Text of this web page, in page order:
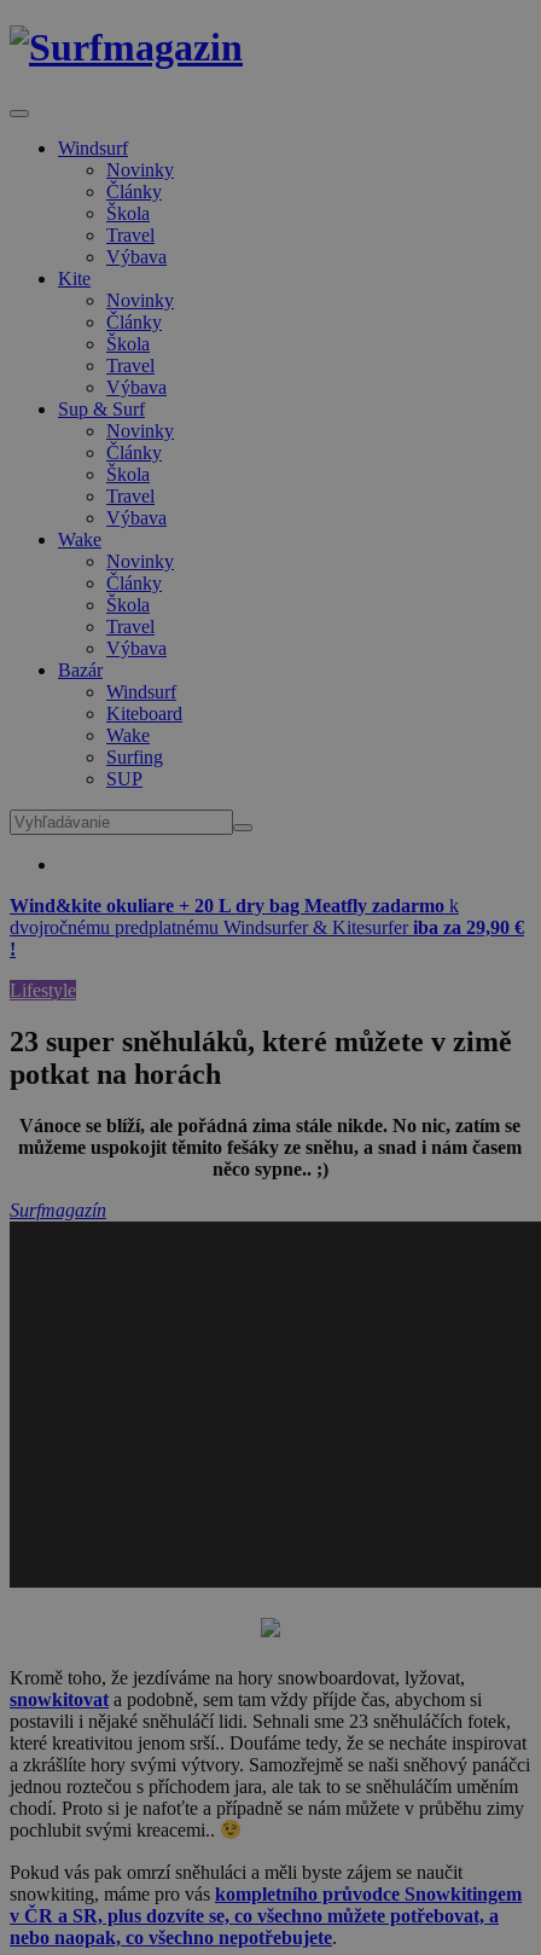
Windsurf
Novinky
Články
Škola
Travel
Výbava
Kite
Novinky
Články
Škola
Travel
Výbava
Sup & Surf
Novinky
Články
Škola
Travel
Výbava
Wake
Novinky
Články
Škola
Travel
Výbava
Bazár
Windsurf
Kiteboard
Wake
Surfing
SUP
Wind&kite okuliare + 20 L dry bag Meatfly zadarmo k
dvojročnému predplatnému Windsurfer & Kitesurferiba za 29,90 €
!
Lifestyle
23 super sněhuláků, které můžete v zimě
potkat na horách
Vánoce se blíží, ale pořádná zima stále nikde. No nic, zatím se
můžeme uspokojit těmito fešáky ze sněhu, a snad i nám časem
něco sypne.. ;)
Surfmagazín
Kromě toho, že jezdíváme na hory snowboardovat, lyžovat,
snowkitovat a podobně, sem tam vždy příjde čas, abychom si
postavili i nějaké sněhuláčí lidi. Sehnali sme 23 sněhuláčích fotek,
které kreativitou jenom srší.. Doufáme tedy, že se necháte inspirovat
a zkrášlíte hory svými výtvory. Samozřejmě se naši sněhový panáčci
jednou roztečou s příchodem jara, ale tak to se sněhuláčím uměním
chodí. Proto si je nafoťte a případně se nám můžete v průběhu zimy
pochlubit svými kreacemi..
Pokud vás pak omrzí sněhuláci a měli byste zájem se naučit
snowkiting, máme pro vás kompletního průvodce Snowkitingem
v ČR a SR, plus dozvíte se, co všechno můžete potřebovat, a
nebo naopak, co všechno nepotřebujete.